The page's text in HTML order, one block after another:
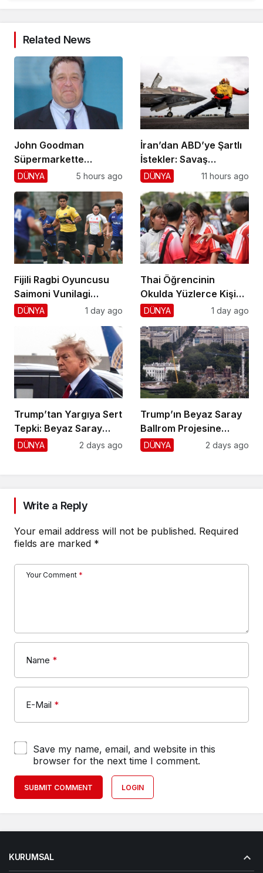
Related News
John Goodman
Süpermarkette
Hayranlarını Şaşırttı!
DÜNYA 5 hours ago
İran’dan ABD’ye Şartlı
İstekler: Savaş
Sonlansın!
DÜNYA 11 hours ago
Fijili Ragbi Oyuncusu
Saimoni Vunilagi
Hayatını Kaybetti
DÜNYA 1 day ago
Thai Öğrencinin
Okulda Yüzlerce Kişiyi
Vurdu!
DÜNYA 1 day ago
Trump’tan Yargıya Sert
Tepki: Beyaz Saray
Krizi!
DÜNYA 2 days ago
Trump’ın Beyaz Saray
Ballrom Projesine
Durdurma
DÜNYA 2 days ago
Write a Reply
Your email address will not be published. Required
fields are marked *
Your Comment *
Name *
E-Mail *
Save my name, email, and website in this
browser for the next time I comment.
SUBMIT COMMENT LOGIN
KURUMSAL